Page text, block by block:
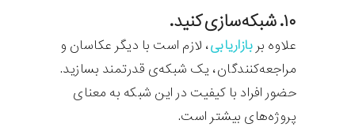
۱۰. شبکه‌سازی کنید.
علاوه بر بازاریابی، لازم است با دیگر عکاسان و
مراجعه‌کنندگان، یک شبکه‌ی قدرتمند بسازید.
حضور افراد با کیفیت در این شبکه به معنای
پروژه‌های بیشتر است.